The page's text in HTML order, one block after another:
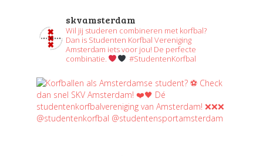
skvamsterdam
Wil jij studeren combineren met korfbal?
Dan is Studenten Korfbal Vereniging
Amsterdam iets voor jou! De perfecte
combinatie.
#StudentenKorfbal